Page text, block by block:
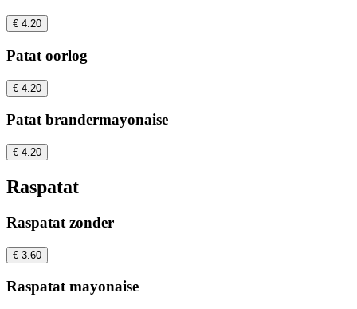
€ 4.20
Patat oorlog
€ 4.20
Patat brandermayonaise
€ 4.20
Raspatat
Raspatat zonder
€ 3.60
Raspatat mayonaise